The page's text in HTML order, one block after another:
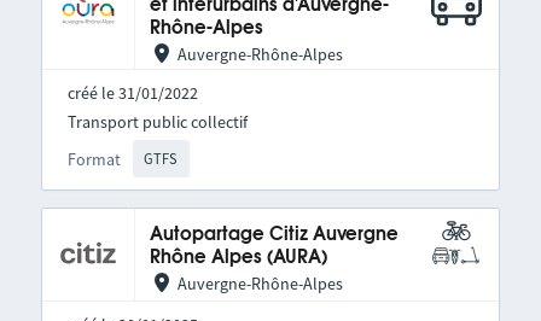
et interurbains d'Auvergne-
Rhône-Alpes
Auvergne-Rhône-Alpes
créé le 31/01/2022
Format GTFS
Transport public collectif
Autopartage Citiz Auvergne
Rhône Alpes (AURA)
Auvergne-Rhône-Alpes